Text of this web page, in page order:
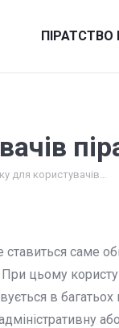
ПІРАТСТВО
для користувачів…
ставиться саме
При цьому
в багатьох